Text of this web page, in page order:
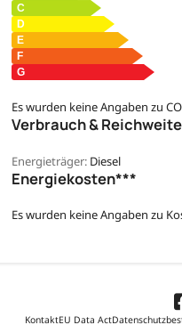
Es wurden keine Angaben zu
Verbrauch &
Energieträger: Diesel
Energiekosten***
Es wurden keine Angaben zu
KontaktEU Data Act